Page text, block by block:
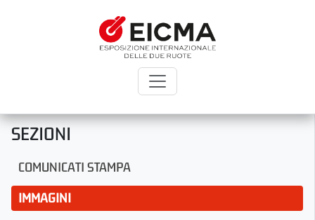
SEZIONI
COMUNICATI STAMPA
IMMAGINI